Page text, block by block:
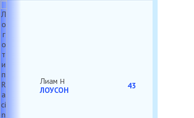
Лиам
ЛОУСОН
43